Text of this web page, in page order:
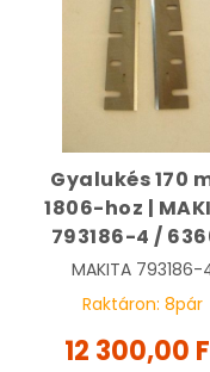
Gyalukés 170
1806-hoz |
793186-4 /
MAKITA 793186-
Raktáron: 8pár
12 300,00